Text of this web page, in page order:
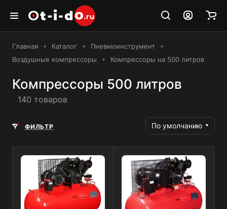
Главная Каталог
Пневмоинструмент
Воздушные компрессоры
Компрессоры на 500 литров
Компрессоры 500 литров
140 товаров
ФИЛЬТР По умолчанию